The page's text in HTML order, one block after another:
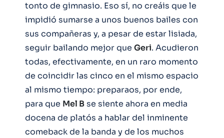
tonto de gimnasio. Eso sí, no creáis que le
impidió sumarse a unos buenos bailes con
sus compañeras y, a pesar de estar lisiada,
seguir bailando mejor que Geri. Acudieron
todas, efectivamente, en un raro momento
de coincidir las cinco en el mismo espacio
al mismo tiempo: preparaos, por ende,
para que Mel Bse siente ahora en media
docena de platós a hablar del inminente
comeback de la banda y de los muchos